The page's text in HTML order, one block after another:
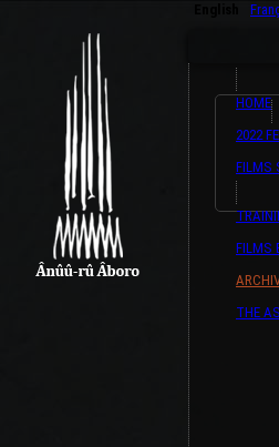
HOME
2022
FILMS
FILMS
THE